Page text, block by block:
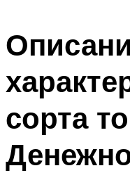
сорта